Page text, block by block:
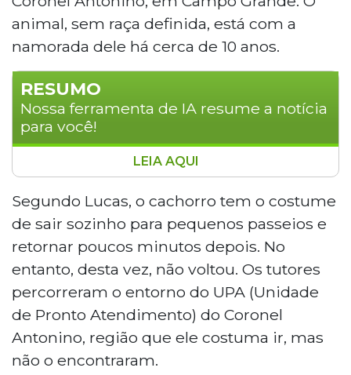
animal, sem raça definida, está com a
namorada dele há cerca de 10 anos.
RESUMO
Nossa ferramenta de IA resume a notícia
para você!
Spike, cão sem raça definida de pelagem preta
com partes brancas nas patas, desapareceu na
noite desta quinta-feira (14) no Bairro Coronel
Antonino, em Campo Grande. O animal, que
está com a tutora há 10 anos, saiu pelo portão e
não retornou. Informações podem ser
repassadas pelos telefones (67) 99608-1620 e
(67) 99252-5864.
LEIA AQUI
Segundo Lucas, o cachorro tem o costume
de sair sozinho para pequenos passeios e
retornar poucos minutos depois. No
entanto, desta vez, não voltou. Os tutores
percorreram o entorno do UPA (Unidade
de Pronto Atendimento) do Coronel
Antonino, região que ele costuma ir, mas
não o encontraram.